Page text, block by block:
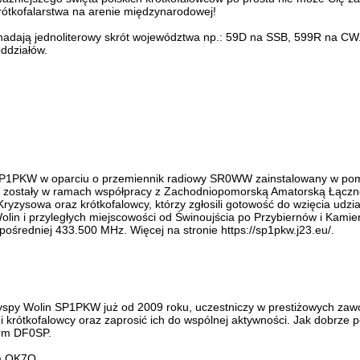
na arenie międzynarodowej!
jednoliterowy skrót województwa np.: 59D na SSB, 599R na
w oparciu o przemiennik radiowy SR0WW zainstalowany w
w ramach współpracy z Zachodniopomorską Amatorską
oraz krótkofalowcy, którzy zgłosili gotowość do wzięcia
i przyległych miejscowości od Świnoujścia po Przybiernów i
433.500 MHz. Więcej na stronie https://sp1pkw.j23.eu/.
Wolin SP1PKW już od 2009 roku, uczestniczy w prestiżowych
oraz zaprosić ich do wspólnej aktywności. Jak
DF0SP.